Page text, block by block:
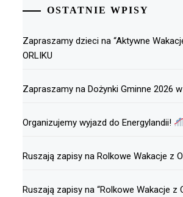
OSTATNIE WPISY
Zapraszamy dzieci na “Aktywne
ORLIKU
Zapraszamy na Dożynki Gminne 2026
Organizujemy wyjazd do Energylandii!
Ruszają zapisy na Rolkowe Wakacje z
Ruszają zapisy na “Rolkowe Wakacje z